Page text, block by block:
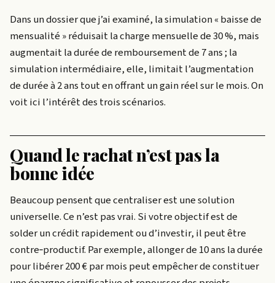
Dans un dossier que j’ai examiné, la simulation « baisse de
mensualité » réduisait la charge mensuelle de 30 %, mais
augmentait la durée de remboursement de 7 ans ; la
simulation intermédiaire, elle, limitait l’augmentation
de durée à 2 ans tout en offrant un gain réel sur le mois. On
voit ici l’intérêt des trois scénarios.
Quand le rachat n’est pas la
bonne idée
Beaucoup pensent que centraliser est une solution
universelle. Ce n’est pas vrai. Si votre objectif est de
solder un crédit rapidement ou d’investir, il peut être
contre‑productif. Par exemple, allonger de 10 ans la durée
pour libérer 200 € par mois peut empêcher de constituer